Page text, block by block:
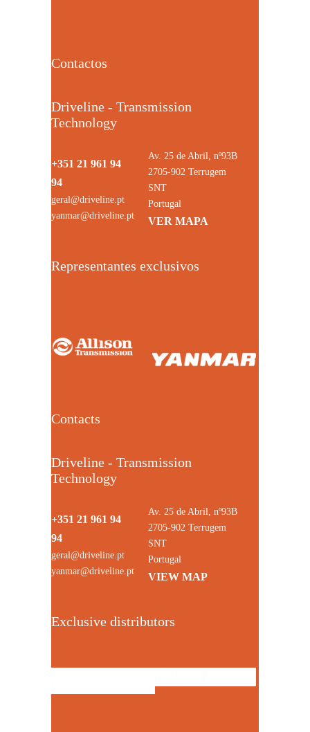
Contactos
Driveline - Transmission
Technology
+351 21 961 94
94
geral@driveline.pt
yanmar@driveline.pt
Av. 25 de Abril, nº93B
2705-902 Terrugem
SNT
Portugal
VER MAPA
Representantes exclusivos
Contacts
Driveline - Transmission
Technology
+351 21 961 94
94
geral@driveline.pt
yanmar@driveline.pt
Av. 25 de Abril, nº93B
2705-902 Terrugem
SNT
Portugal
VIEW MAP
Exclusive distributors